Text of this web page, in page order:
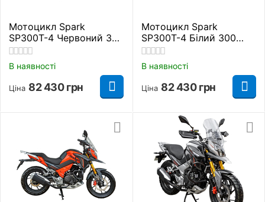
Мотоцикл Spark
SP300T-4 Червоний 300
куб. см.
В наявності
Ціна 82 430 грн
Мотоцикл Spark
SP300T-4 Білий 300
куб. см.
В наявності
Ціна 82 430 грн